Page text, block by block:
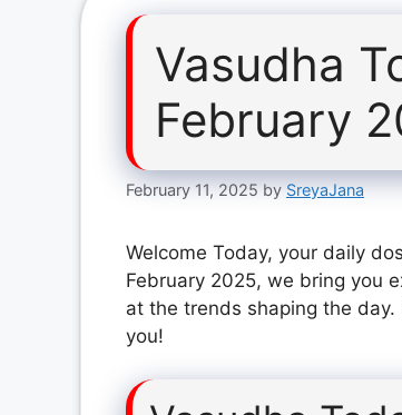
Vasudha
February
February 11, 2025 by SreyaJana
Welcome Today, your daily
February 2025, we bring you
at the trends shaping the
you!